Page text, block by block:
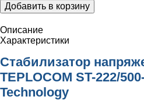
Добавить в корзину
Описание
Характеристики
Стабилизатор
TEPLOCOM ST-222/
Technology